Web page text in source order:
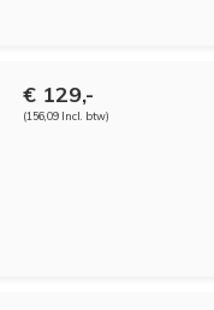
€ 129,-
(156,09 Incl. btw)